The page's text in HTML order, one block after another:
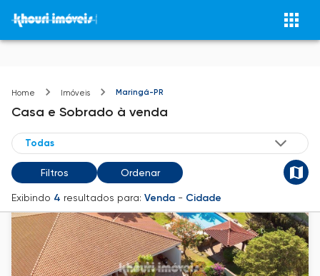
Home Imóveis Maringá-PR
Casa e Sobrado à venda
Filtros Ordenar
Exibindo 4 resultados para: Venda - Cidade